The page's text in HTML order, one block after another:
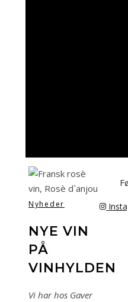
Nyheder
NYE VIN
PÅ
VINHYLDEN
Vi har hos Gaver